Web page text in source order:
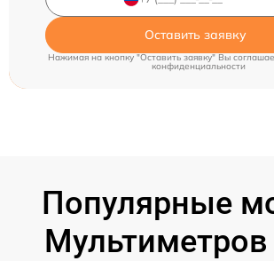
Оставить заявку
Нажимая на кнопку "Оставить заявку" Вы
конфиденциальности
Популярные
Мультиметров